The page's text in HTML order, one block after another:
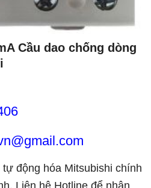
Cầu dao chống dòng
động hóa Mitsubishi chính
Liên hệ Hotline để nhận